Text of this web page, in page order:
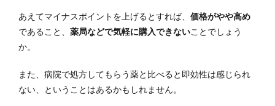
あえてマイナスポイントを上げるとすれば、 価格がやや高め
であること、 薬局などで気軽に購入できないことでしょう
か。
また、病院で処方してもらう薬と比べると即効性は感じられ
ない、ということはあるかもしれません。